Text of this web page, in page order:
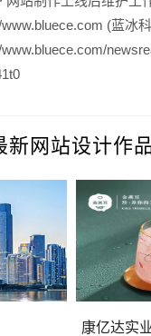
www.bluece.com (蓝冰
www.bluece.com/
新网站设计作
康亿达实